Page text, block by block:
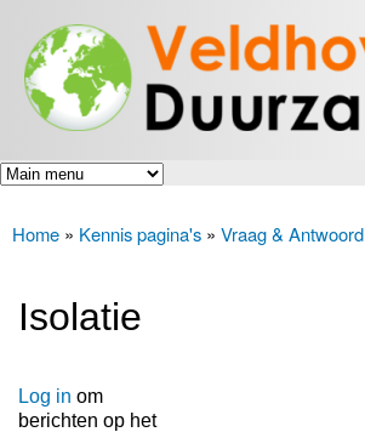
en naar
de inhoud
gaan
Veldhoven
Duurzaam
Energiek
naar de
toekomst
U bent hier
Home » Kennis pagina's » Vraag & Antwoord
Isolatie
Log in om
berichten op het